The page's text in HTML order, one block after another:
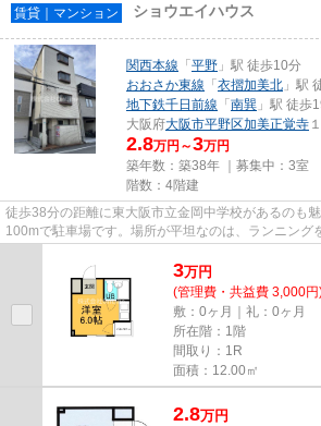
賃貸｜マンション ショウエイハウス
関西本線 「平野 」駅 徒歩10分
おおさか東線 「衣摺加美北 」駅
地下鉄千日前線 「南巽 」駅 徒歩
大阪府大阪市平野区加美正覚寺
2.8万円～3万円
築年数：築38年 ｜募集中： 3室
階数：4階建
徒歩38分の距離に東大阪市立金岡中学校があるのも
100mで駐車場です。場所が平坦なのは、ランニング
トですね。敷地内にゴミ置き場を...
3万円
(管理費・共益費 3,000円
敷：0ヶ月｜礼：0ヶ月
所在階：1階
間取り：1R
面積：12.00㎡
2.8万円